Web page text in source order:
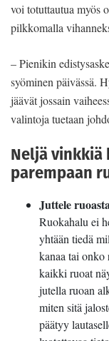
voi totuttautua myös
pilkkomalla
– Pienikin
syöminen päivässä.
jäävät jossain
valintoja tuetaan
Neljä vinkkiä
parempaan
Juttele
Ruokahalu ei
yhtään tiedä
kanaa tai onko
kaikki ruoat
jutella ruoan
miten sitä
päätyy